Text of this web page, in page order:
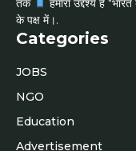
तक
हमारा उद्देश्य है
के पक्ष में।.
Categories
JOBS
NGO
Education
Advertisement